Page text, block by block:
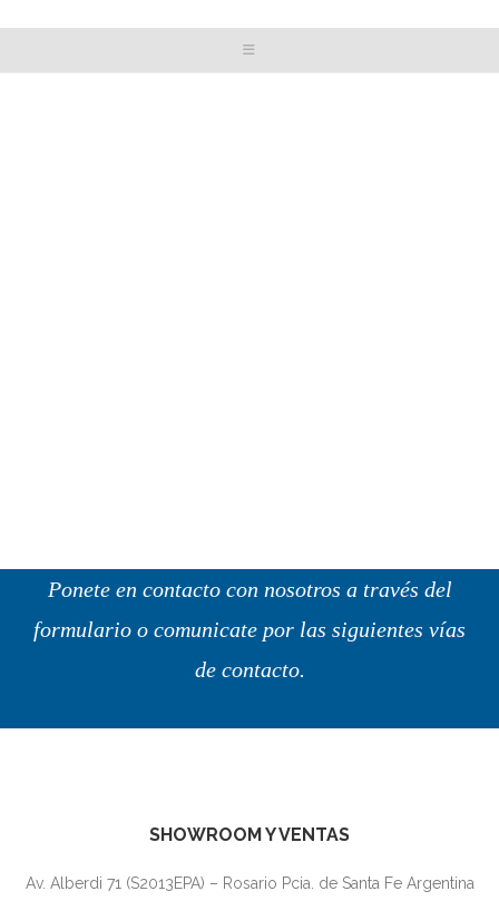
Ponete en contacto con nosotros a través del
formulario o comunicate por las siguientes vías
de contacto.
SHOWROOM Y VENTAS
Av. Alberdi 71 (S2013EPA) – Rosario Pcia. de Santa Fe Argentina